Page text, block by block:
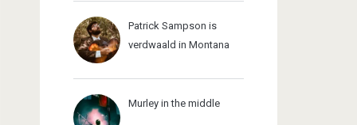
Patrick Sampson is
verdwaald in Montana
Murley in the middle